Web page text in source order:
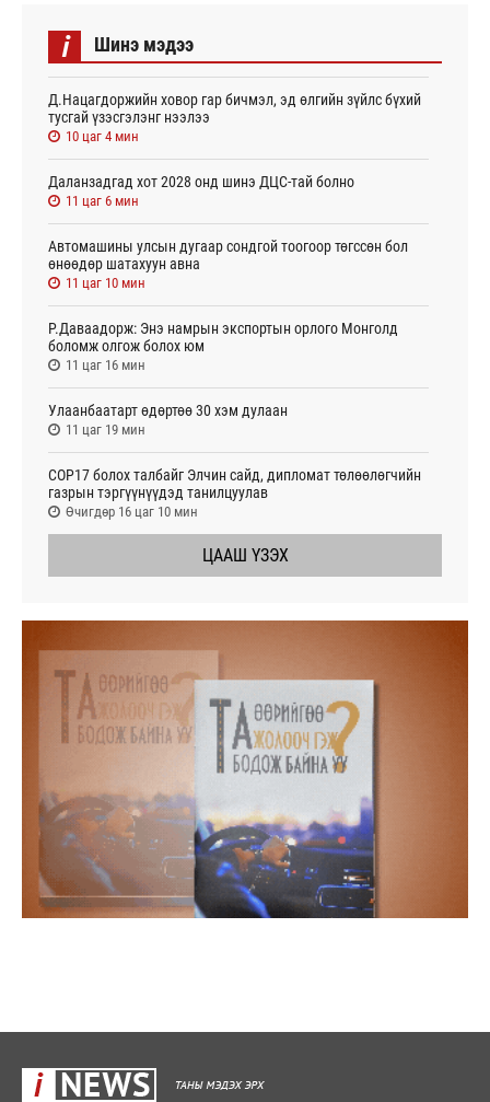
i Шинэ мэдээ
Д.Нацагдоржийн ховор гар бичмэл, эд өлгийн зүйлс бүхий
тусгай үзэсгэлэнг нээлээ
10 цаг 4 мин
Даланзадгад хот 2028 онд шинэ ДЦС-тай болно
11 цаг 6 мин
Автомашины улсын дугаар сондгой тоогоор төгссөн бол
өнөөдөр шатахуун авна
11 цаг 10 мин
Р.Даваадорж: Энэ намрын экспортын орлого Монголд
боломж олгож болох юм
11 цаг 16 мин
Улаанбаатарт өдөртөө 30 хэм дулаан
11 цаг 19 мин
СОР17 болох талбайг Элчин сайд, дипломат төлөөлөгчийн
газрын тэргүүнүүдэд танилцуулав
Өчигдөр 16 цаг 10 мин
ЦААШ ҮЗЭХ